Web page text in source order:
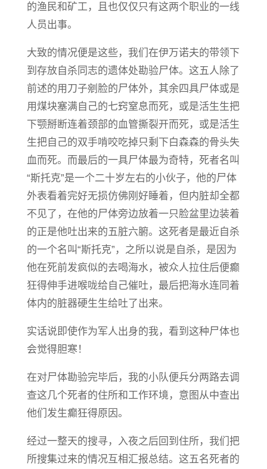
的渔民和矿工，且也仅仅只有这两个职业的一线
人员出事。
大致的情况便是这些，我们在伊万诺夫的带领下
到存放自杀同志的遗体处勘验尸体。这五人除了
前述的用刀子剜脸的尸体外，其余四具尸体或是
用煤块塞满自己的七窍窒息而死，或是活生生把
下颚掰断连着颈部的血管撕裂开而死，或是活生
生把自己的双手啃咬吃掉只剩下白森森的骨头失
血而死。而最后的一具尸体最为奇特，死者名叫
“斯托克”是一个二十岁左右的小伙子，他的尸体
外表看着完好无损仿佛刚好睡着，但内脏却全都
不见了，在他的尸体旁边放着一只脸盆里边装着
的正是他吐出来的五脏六腑。这死者是最近自杀
的一个名叫“斯托克”，之所以说是自杀，是因为
他在死前发疯似的去喝海水，被众人拉住后便癫
狂得伸手进喉咙给自己催吐，最后把海水连同着
体内的脏器硬生生给吐了出来。
实话说即使作为军人出身的我，看到这种尸体也
会觉得胆寒！
在对尸体勘验完毕后，我的小队便兵分两路去调
查这几个死者的住所和工作环境，意图从中查出
他们发生癫狂得原因。
经过一整天的搜寻，入夜之后回到住所，我们把
所搜集过来的情况互相汇报总结。这五名死者的